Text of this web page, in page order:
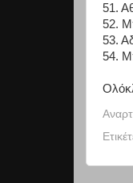
51.
52.
53.
54.